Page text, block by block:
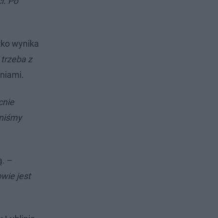
wynika
z
–
jest